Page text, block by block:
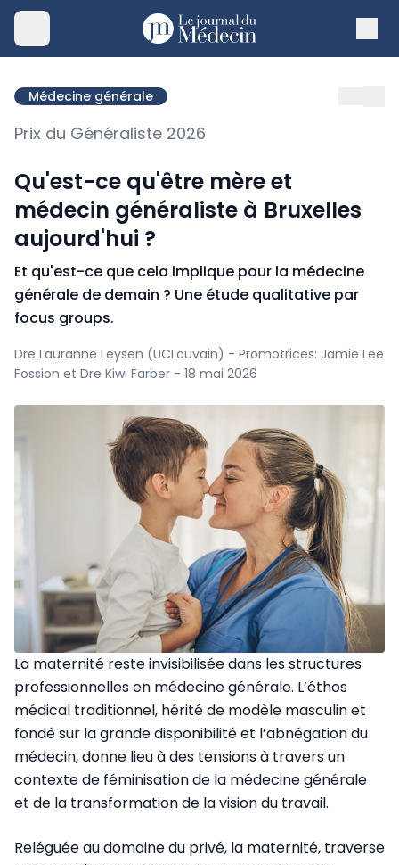
Médecine générale
Prix du Généraliste 2026
Qu'est-ce qu'être mère et
médecin généraliste à Bruxelles
aujourd'hui ?
Et qu'est-ce que cela implique pour la médecine
générale de demain ? Une étude qualitative par
focus groups.
Dre Lauranne Leysen (UCLouvain) - Promotrices: Jamie Lee
Fossion et Dre Kiwi Farber - 18 mai 2026
La maternité reste invisibilisée dans les structures
professionnelles en médecine générale. L’éthos
médical traditionnel, hérité de modèle masculin et
fondé sur la grande disponibilité et l’abnégation du
médecin, donne lieu à des tensions à travers un
contexte de féminisation de la médecine générale
et de la transformation de la vision du travail.
Reléguée au domaine du privé, la maternité, traverse